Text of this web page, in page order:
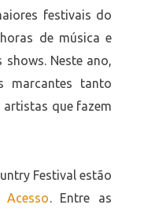
festivais do
de música e
shows. Neste ano,
marcantes tanto
que fazem
Festival estão
Acesso . Entre as